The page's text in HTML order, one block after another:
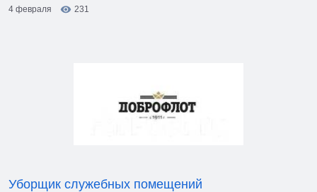
4 февраля
231
Уборщик служебных помещений